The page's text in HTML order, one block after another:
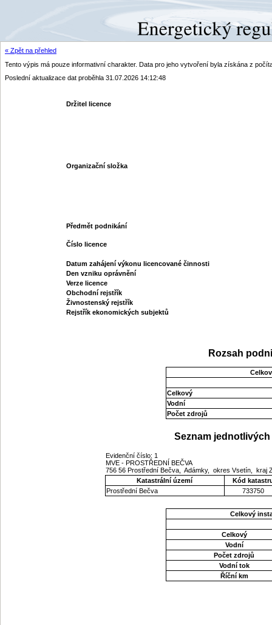
« Zpět na přehled
Tento výpis má pouze informativní charakter. Data pro jeho vytvoření byla získána z
Poslední aktualizace dat proběhla 31.07.2026 14:12:48
Držitel licence
Organizační složka
Předmět podnikání
Číslo licence
Datum zahájení výkonu licencované činnosti
Den vzniku oprávnění
Verze licence
Obchodní rejstřík
Živnostenský rejstřík
Rejstřík ekonomických subjektů
Rozsah
Celkový
Vodní
Počet zdrojů
Seznam
Evidenční číslo: 1
MVE - PROSTŘEDNÍ BEČVA
756 56 Prostřední Bečva, Adámky, okres Vsetín, kraj
Katastrální území
Kód
Prostřední Bečva
733750
Celkový
Celkový
Vodní
Počet zdrojů
Vodní tok
Říční km